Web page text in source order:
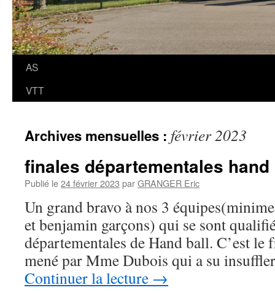
AS
VTT
Archives mensuelles : février 2023
finales départementales
Publié le24 février 2023 parGRANGER Eric
Un grand bravo à nos 3
et benjamin garçons) qui se sont
départementales de Hand ball. C’est
mené par Mme Dubois qui a su
Continuer la lecture →